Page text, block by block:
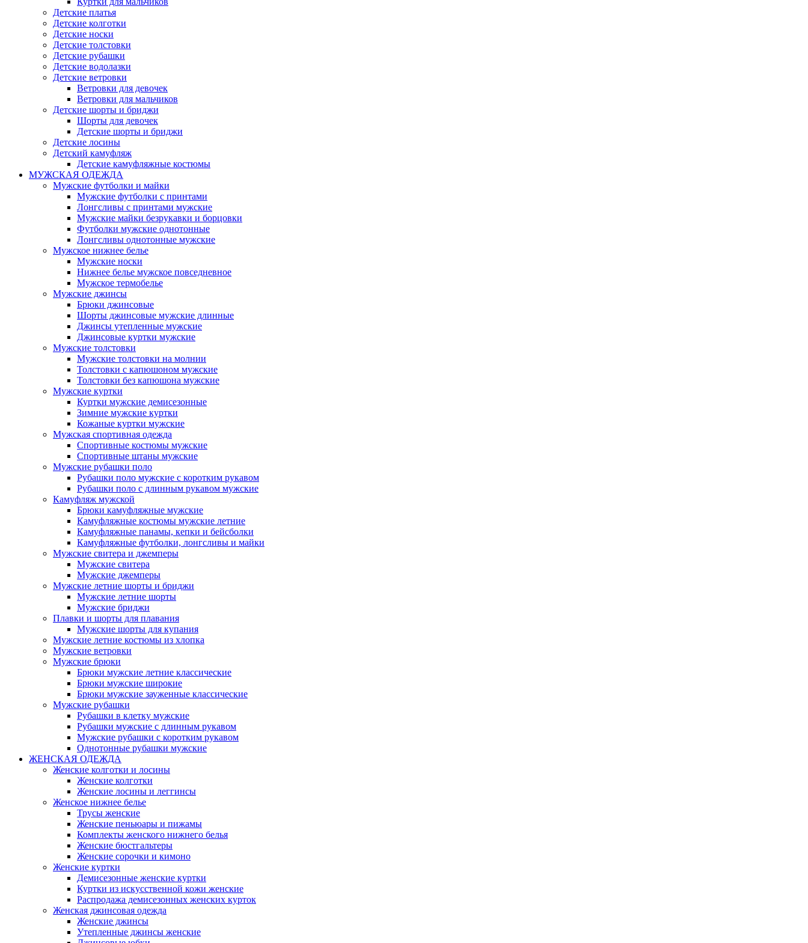
Детские платья
Детские колготки
Детские носки
Детские толстовки
Детские рубашки
Детские водолазки
Детские ветровки
Ветровки для девочек
Ветровки для мальчиков
Детские шорты и бриджи
Шорты для девочек
Детские шорты и бриджи
Детские лосины
Детский камуфляж
Детские камуфляжные костюмы
МУЖСКАЯ ОДЕЖДА
Мужские футболки и майки
Мужские футболки с принтами
Лонгсливы с принтами мужские
Мужские майки безрукавки и борцовки
Футболки мужские однотонные
Лонгсливы однотонные мужские
Мужское нижнее белье
Мужские носки
Нижнее белье мужское повседневное
Мужское термобелье
Мужские джинсы
Брюки джинсовые
Шорты джинсовые мужские длинные
Джинсы утепленные мужские
Джинсовые куртки мужские
Мужские толстовки
Мужские толстовки на молнии
Толстовки с капюшоном мужские
Толстовки без капюшона мужские
Мужские куртки
Куртки мужские демисезонные
Зимние мужские куртки
Кожаные куртки мужские
Мужская спортивная одежда
Спортивные костюмы мужские
Спортивные штаны мужские
Мужские рубашки поло
Рубашки поло мужские с коротким рукавом
Рубашки поло с длинным рукавом мужские
Камуфляж мужской
Брюки камуфляжные мужские
Камуфляжные костюмы мужские летние
Камуфляжные панамы, кепки и бейсболки
Камуфляжные футболки, лонгсливы и майки
Мужские свитера и джемперы
Мужские свитера
Мужские джемперы
Мужские летние шорты и бриджи
Мужские летние шорты
Мужские бриджи
Плавки и шорты для плавания
Мужские шорты для купания
Мужские летние костюмы из хлопка
Мужские ветровки
Мужские брюки
Брюки мужские летние классические
Брюки мужские широкие
Брюки мужские зауженные классические
Мужские рубашки
Рубашки в клетку мужские
Рубашки мужские с длинным рукавом
Мужские рубашки с коротким рукавом
Однотонные рубашки мужские
ЖЕНСКАЯ ОДЕЖДА
Женские колготки и лосины
Женские колготки
Женские лосины и леггинсы
Женское нижнее белье
Трусы женские
Женские пеньюары и пижамы
Комплекты женского нижнего белья
Женские бюстгальтеры
Женские сорочки и кимоно
Женские куртки
Демисезонные женские куртки
Куртки из искусственной кожи женские
Распродажа демисезонных женских курток
Женская джинсовая одежда
Женские джинсы
Утепленные джинсы женские